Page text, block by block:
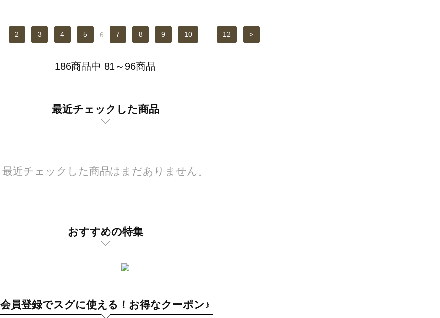
2 3 4 5 6 7 8 9 10 12 >
186商品中 81～96商品
最近チェックした商品
最近チェックした商品はまだありません。
おすすめの特集
会員登録でスグに使える！お得なクーポン♪